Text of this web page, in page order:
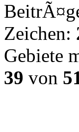
Zeichen:
Gebiete
39 von